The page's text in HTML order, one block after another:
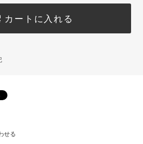
カートに入れる
せる